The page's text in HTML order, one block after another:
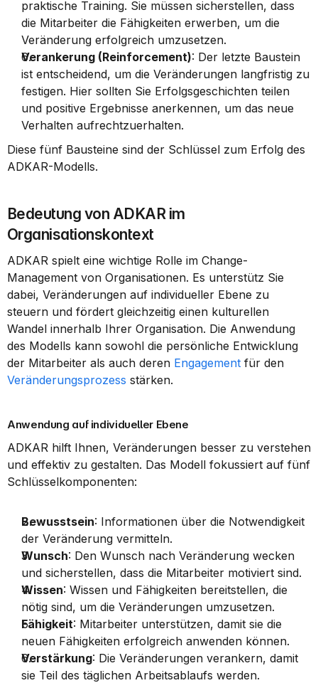
praktische Training. Sie müssen sicherstellen, dass
die Mitarbeiter die Fähigkeiten erwerben, um die
Veränderung erfolgreich umzusetzen.
Verankerung (Reinforcement): Der letzte Baustein
ist entscheidend, um die Veränderungen langfristig zu
festigen. Hier sollten Sie Erfolgsgeschichten teilen
und positive Ergebnisse anerkennen, um das neue
Verhalten aufrechtzuerhalten.
Diese fünf Bausteine sind der Schlüssel zum Erfolg des
ADKAR-Modells.
Bedeutung von ADKAR im
Organisationskontext
ADKAR spielt eine wichtige Rolle im Change-
Management von Organisationen. Es unterstütz Sie
dabei, Veränderungen auf individueller Ebene zu
steuern und fördert gleichzeitig einen kulturellen
Wandel innerhalb Ihrer Organisation. Die Anwendung
des Modells kann sowohl die persönliche Entwicklung
der Mitarbeiter als auch deren Engagement
Veränderungsprozess stärken.
Anwendung auf individueller Ebene
ADKAR hilft Ihnen, Veränderungen besser zu verstehen
und effektiv zu gestalten. Das Modell fokussiert auf fünf
Schlüsselkomponenten:
Bewusstsein: Informationen über die Notwendigkeit
der Veränderung vermitteln.
Wunsch: Den Wunsch nach Veränderung wecken
und sicherstellen, dass die Mitarbeiter motiviert sind.
Wissen: Wissen und Fähigkeiten bereitstellen, die
nötig sind, um die Veränderungen umzusetzen.
Fähigkeit: Mitarbeiter unterstützen, damit sie die
neuen Fähigkeiten erfolgreich anwenden können.
Verstärkung: Die Veränderungen verankern, damit
sie Teil des täglichen Arbeitsablaufs werden.